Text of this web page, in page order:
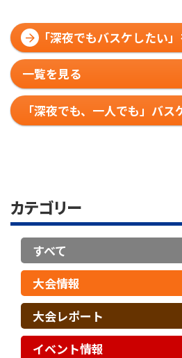
「深夜でもバスケしたい
る。HOOP7という夜の選
一覧を見る
「深夜でも、一人でも」バス
HOOP7が解く4つの制約
カテゴリー
すべて
大会情報
大会レポート
イベント情報